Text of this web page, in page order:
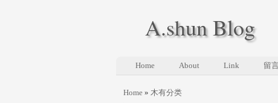
A.shun Blog
Home About Link 留
Home » 木有分类